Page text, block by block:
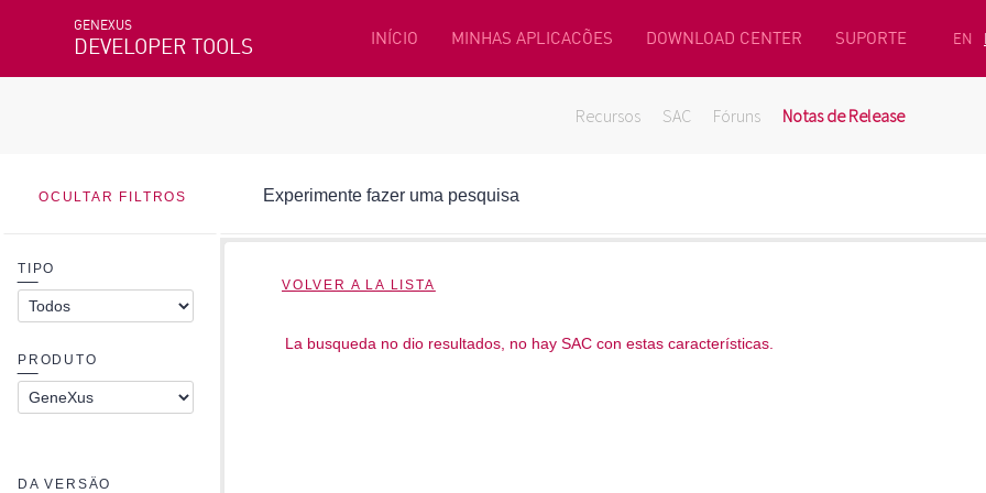
GENEXUS
DEVELOPER TOOLS INÍCIO MINHAS APLICACÕES DOWNLOAD CENTER SUPORTE EN
Recursos SAC Fóruns Notas de Release